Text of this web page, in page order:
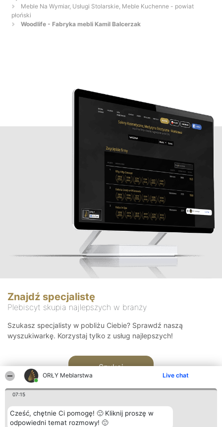
ORŁY Meblarstwa Live chat
07:15
Cześć, chętnie Ci pomogę! 🙂 Kliknij proszę w
odpowiedni temat rozmowy! 🙂
Meble Na Wymiar, Usługi Stolarskie, Meble Kuchenne - powiat
płoński
Woodlife - Fabryka mebli Kamil Balcerzak
Znajdź specjalistę
Plebiscyt skupia najlepszych w branży
Szukasz specjalisty w pobliżu Ciebie? Sprawdź naszą
wyszukiwarkę. Korzystaj tylko z usług najlepszych!
Szukaj